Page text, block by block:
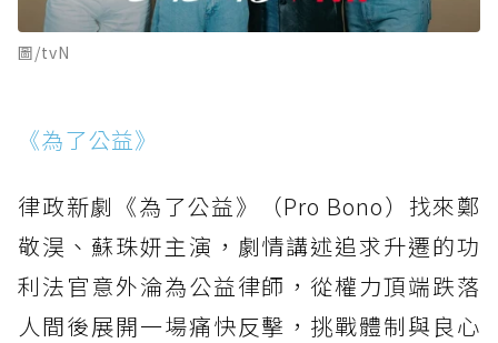
圖/tvN
《為了公益》
律政新劇《為了公益》（Pro Bono）找來鄭
敬淏、蘇珠妍主演，劇情講述追求升遷的功
利法官意外淪為公益律師，從權力頂端跌落
人間後展開一場痛快反擊，挑戰體制與良心